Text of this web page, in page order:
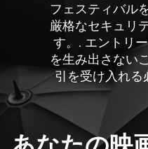
フェスティバル
厳格なセキュリ
す。. エントリ
を生み出さない
引を受け入れる